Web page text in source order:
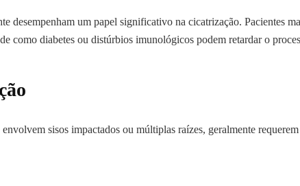
desempenham um papel significativo na cicatrização. Pacientes
como diabetes ou distúrbios imunológicos podem retardar o
sisos impactados ou múltiplas raízes, geralmente